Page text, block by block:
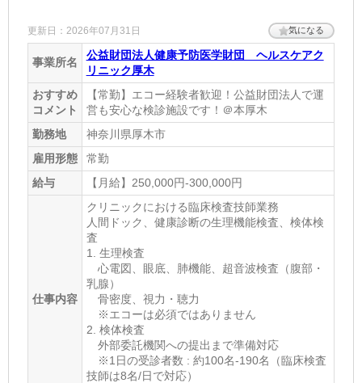
更新日：2026年07月31日 気になる
事業所名
公益財団法人健康予防医学財団 ヘルスケアク
リニック厚木
おすすめ
コメント
【常勤】エコー経験者歓迎！公益財団法人で運
営も安心な検診施設です！＠本厚木
勤務地
神奈川県厚木市
雇用形態
常勤
給与
【月給】250,000円-300,000円
仕事内容
クリニックにおける臨床検査技師業務
人間ドック、健康診断の生理機能検査、検体検
査
1. 生理検査
心電図、眼底、肺機能、超音波検査（腹部・
乳腺）
骨密度、視力・聴力
※エコーは必須ではありません
2. 検体検査
外部委託機関への提出まで準備対応
※1日の受診者数 : 約100名-190名（臨床検査
技師は8名/日で対応）